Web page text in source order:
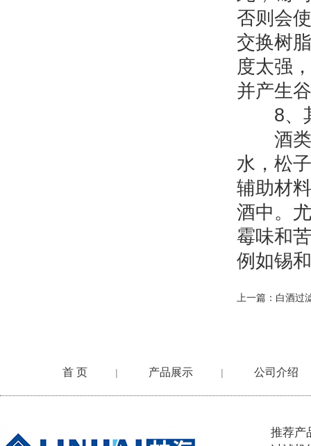
否则会
交换树
度太强
并产生
8、
酒类
水，松
辅助材
酒中。
霉味和
例如锡
上一篇： 白酒过
首 页 | 产品展示 | 公司介绍
推荐产